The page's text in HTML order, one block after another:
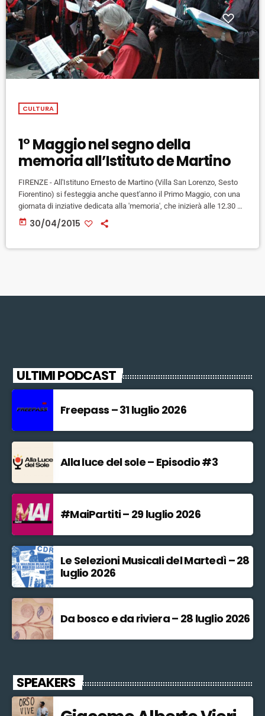
CULTURA
1° Maggio nel segno della
memoria all’Istituto de Martino
FIRENZE - All'Istituno Ernesto de Martino (Villa San Lorenzo, Sesto
Fiorentino) si festeggia anche quest'anno il Primo Maggio, con una
giornata di inziative dedicata alla 'memoria', che inizierà alle 12.30 e
proseguirà fino al tardo pomeriggio. Per celebrare il 70° anniversario
della Liberazione infatti la festa propone un ospite speciale; Adelmo
today 30/04/2015
ULTIMI PODCAST
Freepass – 31 luglio 2026
Alla luce del sole – Episodio #3
#MaiPartiti – 29 luglio 2026
Le Selezioni Musicali del Martedì – 28
luglio 2026
Da bosco e da riviera – 28 luglio 2026
SPEAKERS